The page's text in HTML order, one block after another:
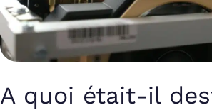
A quoi était-il